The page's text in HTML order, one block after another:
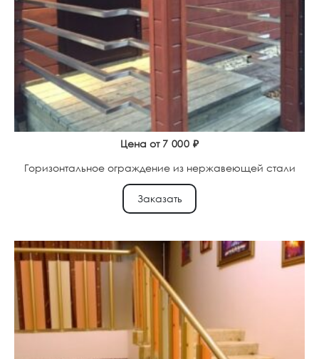
Цена от 7 000 ₽
Горизонтальное ограждение из нержавеющей стали
Заказать